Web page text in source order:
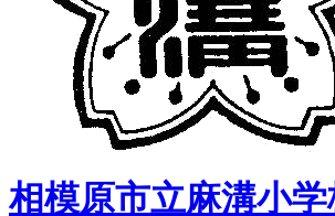
相模原市立麻溝小学